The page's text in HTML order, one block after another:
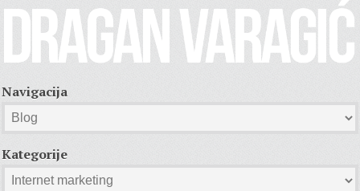
Navigacija
Kategorije